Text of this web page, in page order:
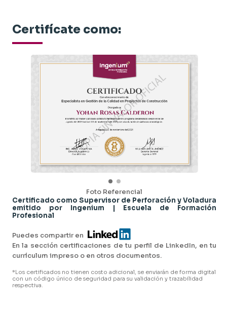
Certifícate como:
Foto Referencial
Certificado como Supervisor de Perforación y Voladura
emitido por Ingenium | Escuela de Formación
Profesional
Puedes compartir en
En la sección certificaciones de tu perfil de LinkedIn, en tu
currículum impreso o en otros documentos.
*Los certificados no tienen costo adicional, se enviarán de forma digital
con un código único de seguridad para su validación y trazabilidad
respectiva.